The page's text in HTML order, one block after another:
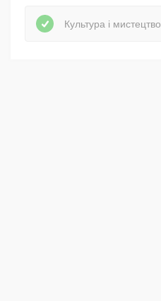
Культура і мистецтво